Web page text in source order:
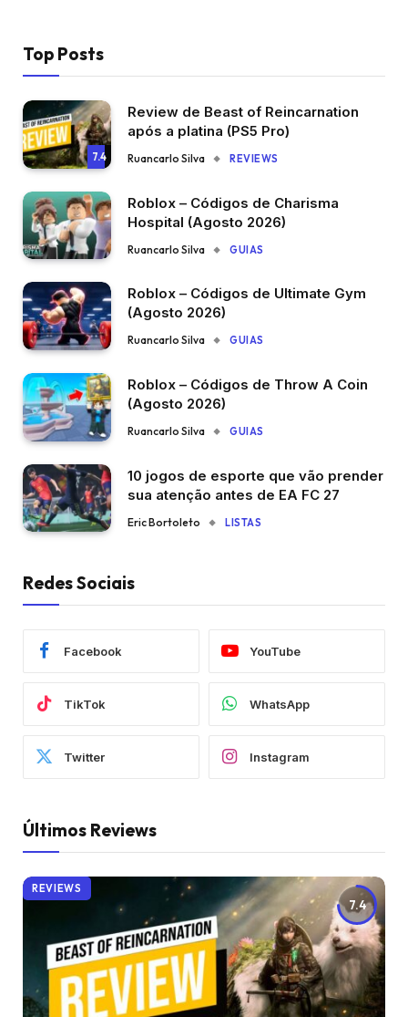
Top Posts
7.4
Review de Beast of Reincarnation
após a platina (PS5 Pro)
Ruancarlo Silva REVIEWS
Roblox – Códigos de Charisma
Hospital (Agosto 2026)
Ruancarlo Silva GUIAS
Roblox – Códigos de Ultimate Gym
(Agosto 2026)
Ruancarlo Silva GUIAS
Roblox – Códigos de Throw A Coin
(Agosto 2026)
Ruancarlo Silva GUIAS
10 jogos de esporte que vão prender
sua atenção antes de EA FC 27
Eric Bortoleto LISTAS
Redes Sociais
Facebook YouTube
TikTok WhatsApp
Twitter Instagram
Últimos Reviews
7.4
REVIEWS